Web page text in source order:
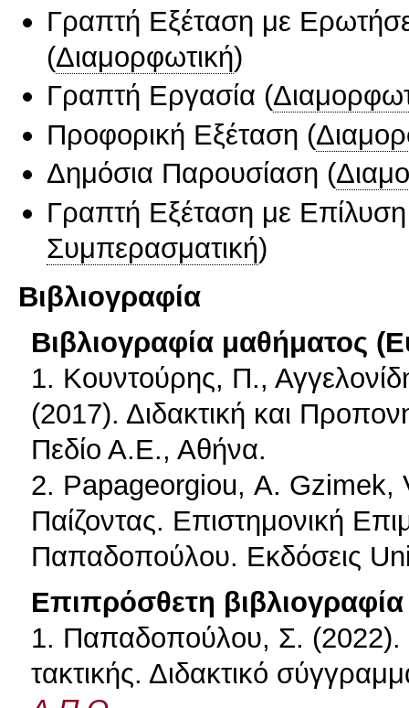
Γραπτή Εξέταση με
(Διαμορφωτική)
Γραπτή Εργασία (
Προφορική Εξέταση (
Δημόσια Παρουσίαση (
Γραπτή Εξέταση με
Συμπερασματική)
Βιβλιογραφία
Βιβλιογραφία μαθήματος
1. Κουντούρης, Π.,
(2017). Διδακτική και
Πεδίο Α.Ε., Αθήνα.
2. Papageorgiou, Α. Gzimek,
Παίζοντας. Επιστημονική
Παπαδοπούλου. Εκδόσεις
Επιπρόσθετη βιβλιογραφία
1. Παπαδοπούλου, Σ. (2022).
τακτικής. Διδακτικό